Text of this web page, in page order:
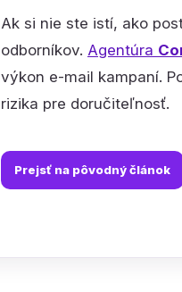
Ak si nie ste istí, ako
odborníkov. Agentúra
výkon e-mail kampaní.
rizika pre doručiteľnosť.
Prejsť na pôvodný článok